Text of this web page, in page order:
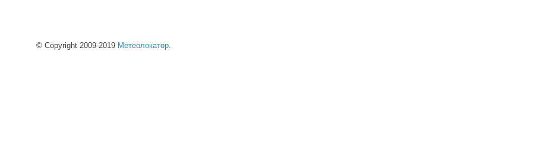
© Copyright 2009-2019 Метеолокатор.